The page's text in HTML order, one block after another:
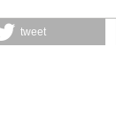
tweet